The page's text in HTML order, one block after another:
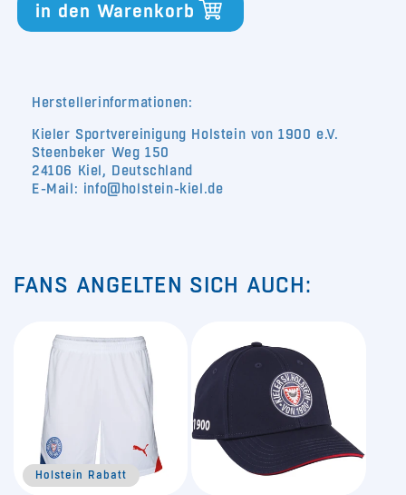
€
€
in den Warenkorb
Herstellerinformationen:
Kieler Sportvereinigung Holstein von 1900 e.V.
Steenbeker Weg 150
24106 Kiel, Deutschland
E-Mail: info@holstein-kiel.de
FANS ANGELTEN SICH AUCH:
Holstein Rabatt